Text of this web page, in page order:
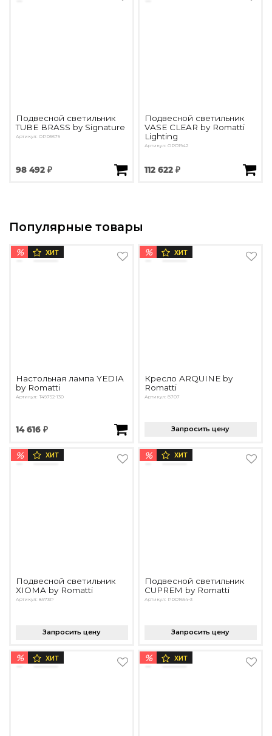
Подвесной светильник
TUBE BRASS by Signature
Артикул: OPD5679
98 492 ₽
Подвесной светильник
VASE CLEAR by Romatti
Lighting
Артикул: OPD1942
112 622 ₽
Популярные товары
% ХИТ
Настольная лампа YEDIA
by Romatti
Артикул: T49752-130
14 616 ₽
% ХИТ
Кресло ARQUINE by
Romatti
Артикул: 8707
Запросить цену
% ХИТ
Подвесной светильник
XIOMA by Romatti
Артикул: 8973P
Запросить цену
% ХИТ
Подвесной светильник
CUPREM by Romatti
Артикул: PDD1664-3
Запросить цену
% ХИТ % ХИТ